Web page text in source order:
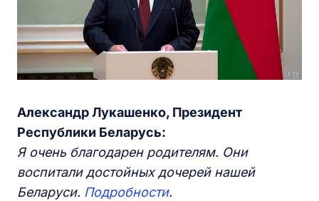
Александр Лукашенко, Президент
Республики Беларусь:
Я очень благодарен родителям. Они
воспитали достойных дочерей нашей
Беларуси. Подробности.